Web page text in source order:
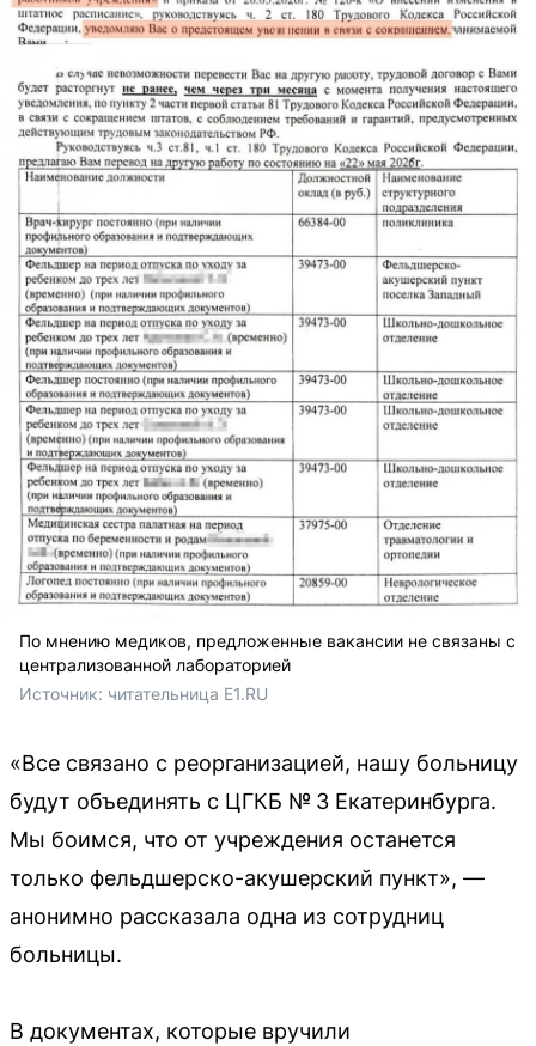
По мнению медиков, предложенные вакансии не связаны с
централизованной лабораторией
Источник: читательница E1.RU
«Все связано с реорганизацией, нашу больницу
будут объединять с ЦГКБ № 3 Екатеринбурга.
Мы боимся, что от учреждения останется
только фельдшерско-акушерский пункт», —
анонимно рассказала одна из сотрудниц
больницы.
В документах, которые вручили